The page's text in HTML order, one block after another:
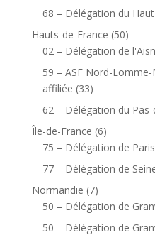
68 – Délégation du
Hauts-de-France (50)
02 – Délégation de
59 – ASF Nord-
affiliée (33)
62 – Délégation du Pas-
Île-de-France (6)
75 – Délégation de Paris
77 – Délégation de
Normandie (7)
50 – Délégation de
50 – Délégation de